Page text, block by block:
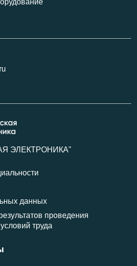
ЭЛЕКТРОНИКА"
данных
проведения
труда